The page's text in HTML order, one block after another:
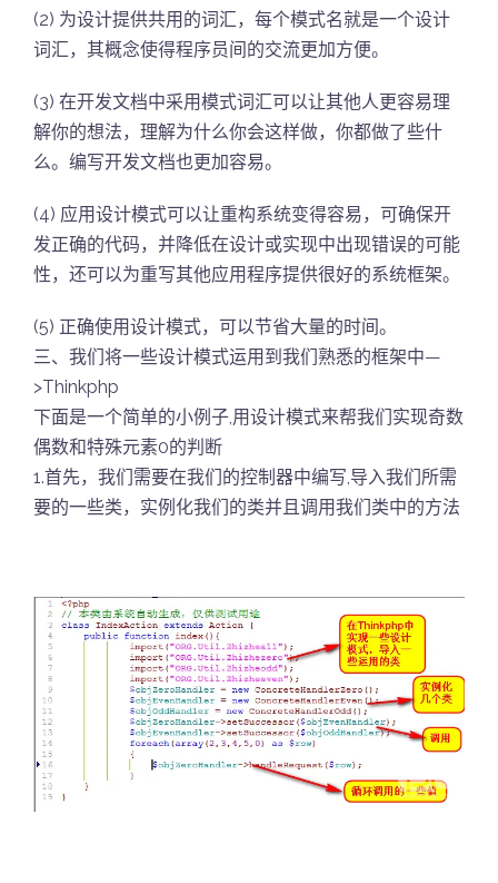
(2) 为设计提供共用的词汇，每个模式名就是一个设计
词汇，其概念使得程序员间的交流更加方便。
(3) 在开发文档中采用模式词汇可以让其他人更容易理
解你的想法，理解为什么你会这样做，你都做了些什
么。编写开发文档也更加容易。
(4) 应用设计模式可以让重构系统变得容易，可确保开
发正确的代码，并降低在设计或实现中出现错误的可能
性，还可以为重写其他应用程序提供很好的系统框架。
(5) 正确使用设计模式，可以节省大量的时间。
三、我们将一些设计模式运用到我们熟悉的框架中—
>Thinkphp
下面是一个简单的小例子,用设计模式来帮我们实现奇数
偶数和特殊元素0的判断
1.首先，我们需要在我们的控制器中编写,导入我们所需
要的一些类，实例化我们的类并且调用我们类中的方法